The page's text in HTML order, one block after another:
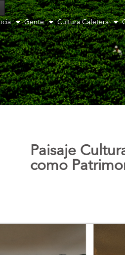
Gente Cultura Cafetera
Paisaje
como